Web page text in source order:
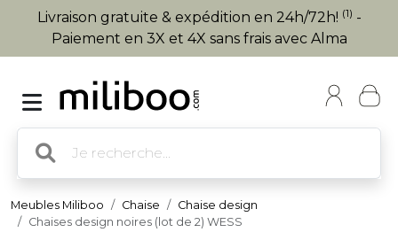
Livraison gratuite & expédition en 24h/72h! (1) -
Paiement en 3X et 4X sans frais avec Alma
Meubles Miliboo Chaise
Chaise design
Chaises design noires (lot de 2) WESS